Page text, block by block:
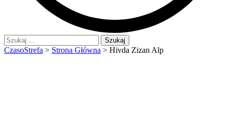
Szukaj:
CzasoStrefa > Strona Główna > Hivda Zizan Alp